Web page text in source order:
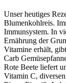
Unser heutiges
Blumenkohlreis.
Immunsystem. In
Ernährung der
Vitamine erhält,
Carb
Rote Beete liefert
Vitamin C,